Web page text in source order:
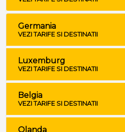
Germania
VEZI TARIFE SI DESTINATII
Luxemburg
VEZI TARIFE SI DESTINATII
Belgia
VEZI TARIFE SI DESTINATII
Olanda